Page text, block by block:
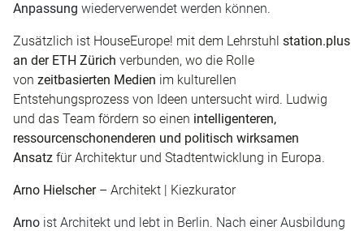
Anpassung wiederverwendet werden können.
Zusätzlich ist HouseEurope! mit dem Lehrstuhl station.plus
an der ETH Zürich verbunden, wo die Rolle
von zeitbasierten Medien im kulturellen
Entstehungsprozess von Ideen untersucht wird. Ludwig
und das Team fördern so einen intelligenteren,
ressourcenschonenderen und politisch wirksamen
Ansatz für Architektur und Stadtentwicklung in Europa.
Arno Hielscher– Architekt | Kiezkurator
Arno ist Architekt und lebt in Berlin. Nach einer Ausbildung